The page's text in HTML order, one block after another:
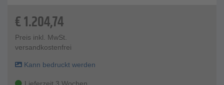
€1.204,74
Preis inkl. MwSt.
versandkostenfrei
Kann bedruckt werden